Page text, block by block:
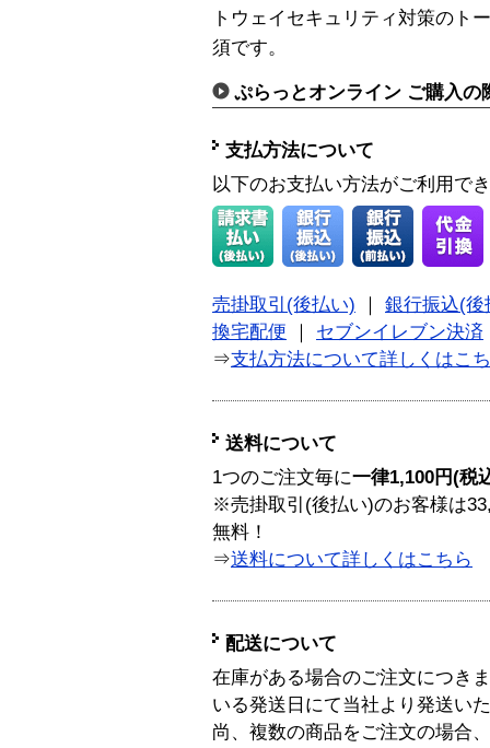
トウェイセキュリティ対策のト
須です。
ぷらっとオンライン ご購入の
支払方法について
以下のお支払い方法がご利用で
売掛取引(後払い)
銀行振込(後
換宅配便
セブンイレブン決済
⇒支払方法について詳しくはこ
送料について
1つのご注文毎に一律1,100円(税
※売掛取引(後払い)のお客様は
無料！
⇒送料について詳しくはこちら
配送について
在庫がある場合のご注文につき
いる発送日にて当社より発送い
尚、複数の商品をご注文の場合